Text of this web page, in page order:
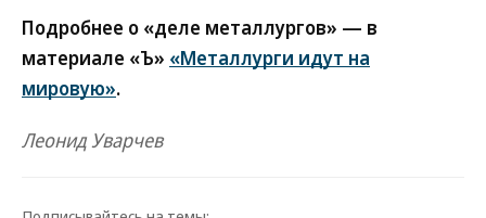
Подробнее о «деле металлургов» — в
материале «Ъ» «Металлурги идут на
мировую».
Леонид Уварчев